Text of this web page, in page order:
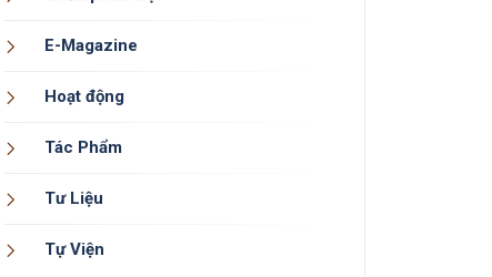
E-Magazine
Hoạt động
Tác Phẩm
Tư Liệu
Tự Viện